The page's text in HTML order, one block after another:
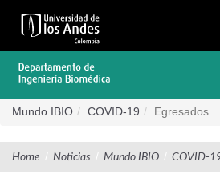
contenido
Mundo IBIO COVID-19 Egresados
Home / Noticias / Mundo IBIO / COVID-